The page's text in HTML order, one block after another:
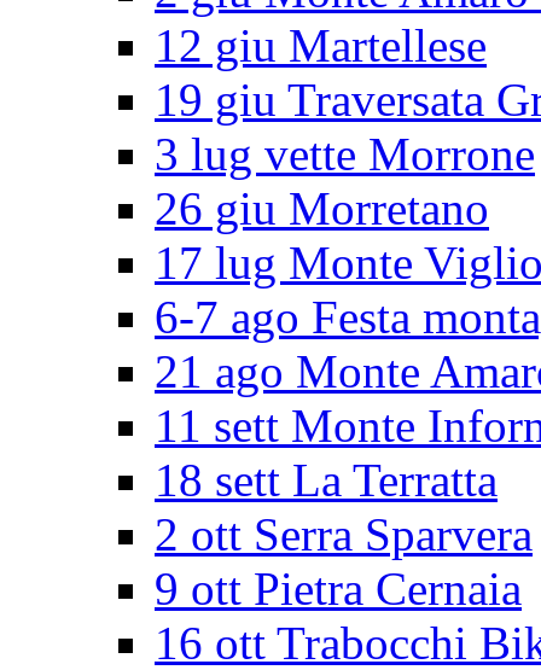
12 giu Martellese
19 giu Traversata
3 lug vette Morrone
26 giu Morretano
17 lug Monte
6-7 ago Festa
21 ago Monte
11 sett Monte
18 sett La Terratta
2 ott Serra Sparvera
9 ott Pietra Cernaia
16 ott Trabocchi